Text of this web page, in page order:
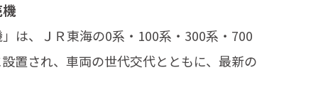
は、ＪＲ東海の0系・100系・300系・700
置され、車両の世代交代とともに、最新の